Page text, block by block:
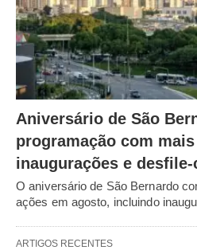
Aniversário de São
programação com
inaugurações e
O aniversário de São Bernardo
ações em agosto, incluindo
ARTIGOS RECENTES